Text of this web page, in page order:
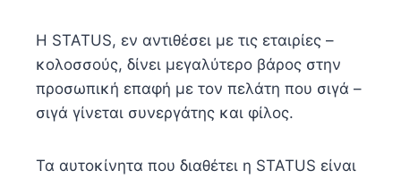
Η STATUS, εν αντιθέσει με τις εταιρίες –
κολοσσούς, δίνει μεγαλύτερο βάρος στην
προσωπική επαφή με τον πελάτη που σιγά –
σιγά γίνεται συνεργάτης και φίλος.
Τα αυτοκίνητα που διαθέτει η STATUS είναι